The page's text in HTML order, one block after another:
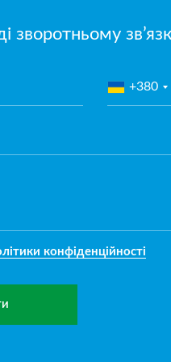
зворотньому
+380
конфіденційності